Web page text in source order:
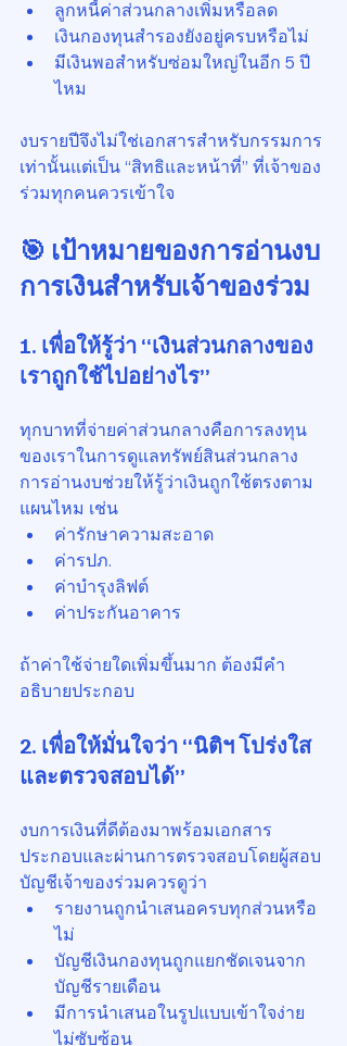
ลูกหนี้ค่าส่วนกลางเพิ่มหรือลด
เงินกองทุนสำรองยังอยู่ครบหรือไม่
มีเงินพอสำหรับซ่อมใหญ่ในอีก 5 ปี
ไหม
งบรายปีจึงไม่ใช่เอกสารสำหรับกรรมการ
เท่านั้นแต่เป็น “สิทธิและหน้าที่” ที่เจ้าของ
ร่วมทุกคนควรเข้าใจ
🎯 เป้าหมายของการอ่านงบ
การเงินสำหรับเจ้าของร่วม
1. เพื่อให้รู้ว่า “เงินส่วนกลางของ
เราถูกใช้ไปอย่างไร”
ทุกบาทที่จ่ายค่าส่วนกลางคือการลงทุน
ของเราในการดูแลทรัพย์สินส่วนกลาง
การอ่านงบช่วยให้รู้ว่าเงินถูกใช้ตรงตาม
แผนไหม เช่น
ค่ารักษาความสะอาด
ค่ารปภ.
ค่าบำรุงลิฟต์
ค่าประกันอาคาร
ถ้าค่าใช้จ่ายใดเพิ่มขึ้นมาก ต้องมีคำ
อธิบายประกอบ
2. เพื่อให้มั่นใจว่า “นิติฯ โปร่งใส
และตรวจสอบได้”
งบการเงินที่ดีต้องมาพร้อมเอกสาร
ประกอบและผ่านการตรวจสอบโดยผู้สอบ
บัญชีเจ้าของร่วมควรดูว่า
รายงานถูกนำเสนอครบทุกส่วนหรือ
ไม่
บัญชีเงินกองทุนถูกแยกชัดเจนจาก
บัญชีรายเดือน
มีการนำเสนอในรูปแบบเข้าใจง่าย
ไม่ซับซ้อน